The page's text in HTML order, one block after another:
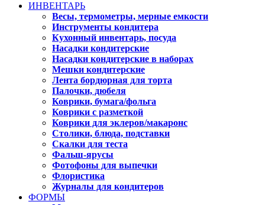
ИНВЕНТАРЬ
Весы, термометры, мерные емкости
Инструменты кондитера
Кухонный инвентарь, посуда
Насадки кондитерские
Насадки кондитерские в наборах
Мешки кондитерские
Лента бордюрная для торта
Палочки, дюбеля
Коврики, бумага/фольга
Коврики с разметкой
Коврики для эклеров/макаронс
Столики, блюда, подставки
Скалки для теста
Фальш-ярусы
Фотофоны для выпечки
Флористика
Журналы для кондитеров
ФОРМЫ